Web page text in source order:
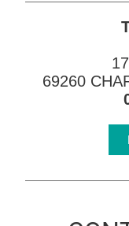
69260